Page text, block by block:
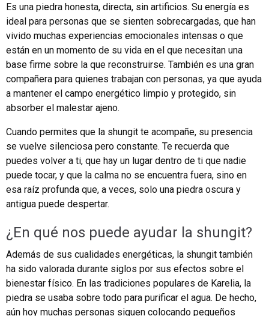
Es una piedra honesta, directa, sin artificios. Su energía es
ideal para personas que se sienten sobrecargadas, que han
vivido muchas experiencias emocionales intensas o que
están en un momento de su vida en el que necesitan una
base firme sobre la que reconstruirse. También es una gran
compañera para quienes trabajan con personas, ya que ayuda
a mantener el campo energético limpio y protegido, sin
absorber el malestar ajeno.
Cuando permites que la shungit te acompañe, su presencia
se vuelve silenciosa pero constante. Te recuerda que
puedes volver a ti, que hay un lugar dentro de ti que nadie
puede tocar, y que la calma no se encuentra fuera, sino en
esa raíz profunda que, a veces, solo una piedra oscura y
antigua puede despertar.
¿En qué nos puede ayudar la shungit?
Además de sus cualidades energéticas, la shungit también
ha sido valorada durante siglos por sus efectos sobre el
bienestar físico. En las tradiciones populares de Karelia, la
piedra se usaba sobre todo para purificar el agua. De hecho,
aún hoy muchas personas siguen colocando pequeños